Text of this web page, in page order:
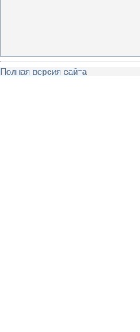
Полная версия сайта